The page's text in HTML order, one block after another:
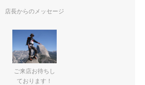
店長からのメッセージ
ご来店お待ちし
ております！